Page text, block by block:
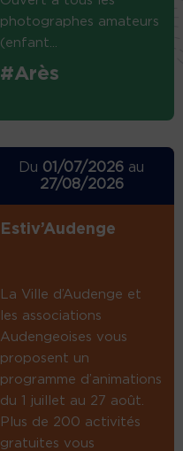
photographes amateurs
(enfant...
#Arès
Du 01/07/2026 au
27/08/2026
Estiv’Audenge
La Ville d’Audenge et
les associations
Audengeoises vous
proposent un
programme d’animations
du 1 juillet au 27 août.
Plus de 200 activités
gratuites vous